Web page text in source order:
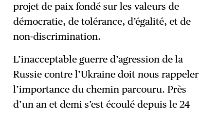
projet de paix fondé sur les valeurs de
démocratie, de tolérance, d’égalité, et de
non-discrimination.
L’inacceptable guerre d’agression de la
Russie contre l’Ukraine doit nous rappeler
l’importance du chemin parcouru. Près
d’un an et demi s’est écoulé depuis le 24